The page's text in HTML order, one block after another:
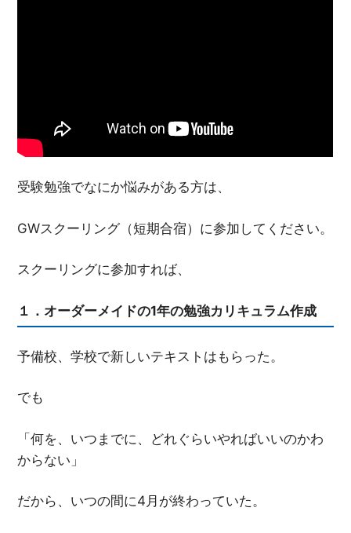
受験勉強でなにか悩みがある方は、
GWスクーリング（短期合宿）に参加してください。
スクーリングに参加すれば、
１．オーダーメイドの1年の勉強カリキュラム作成
予備校、学校で新しいテキストはもらった。
でも
「何を、いつまでに、どれぐらいやればいいのかわ
からない」
だから、いつの間に4月が終わっていた。